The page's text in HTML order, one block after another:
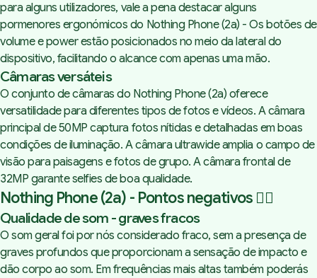
para alguns utilizadores, vale a pena destacar alguns
pormenores ergonómicos do Nothing Phone (2a) - Os botões de
volume e power estão posicionados no meio da lateral do
dispositivo, facilitando o alcance com apenas uma mão.
Câmaras versáteis
O conjunto de câmaras do Nothing Phone (2a) oferece
versatilidade para diferentes tipos de fotos e vídeos. A câmara
principal de 50MP captura fotos nítidas e detalhadas em boas
condições de iluminação. A câmara ultrawide amplia o campo de
visão para paisagens e fotos de grupo. A câmara frontal de
32MP garante selfies de boa qualidade.
Nothing Phone (2a) - Pontos negativos 👎🏻
Qualidade de som - graves fracos
O som geral foi por nós considerado fraco, sem a presença de
graves profundos que proporcionam a sensação de impacto e
dão corpo ao som. Em frequências mais altas também poderás